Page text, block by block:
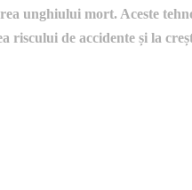
unghiului mort. Aceste
riscului de accidente și la